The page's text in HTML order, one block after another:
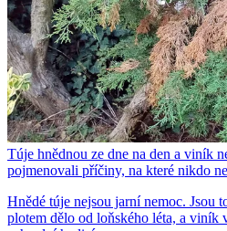
Túje hnědnou ze dne na den a viník
pojmenovali příčiny, na které nikdo
Hnědé túje nejsou jarní nemoc. Jsou
plotem dělo od loňského léta, a viník